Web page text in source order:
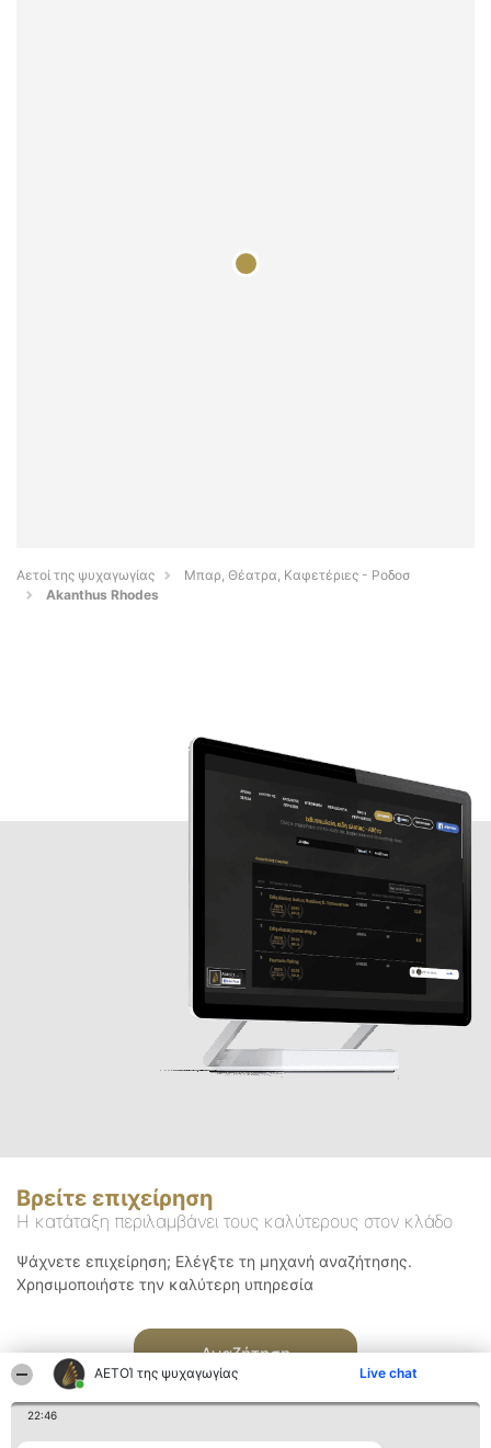
ΑΕΤΟΊ της ψυχαγωγίας Live chat
22:46
Αετοί της ψυχαγωγίας
Μπαρ, Θέατρα, Καφετέριες - Ροδοσ
Akanthus Rhodes
Βρείτε επιχείρηση
Η κατάταξη περιλαμβάνει τους καλύτερους στον κλάδο
Ψάχνετε επιχείρηση; Ελέγξτε τη μηχανή αναζήτησης.
Χρησιμοποιήστε την καλύτερη υπηρεσία
Αναζήτηση